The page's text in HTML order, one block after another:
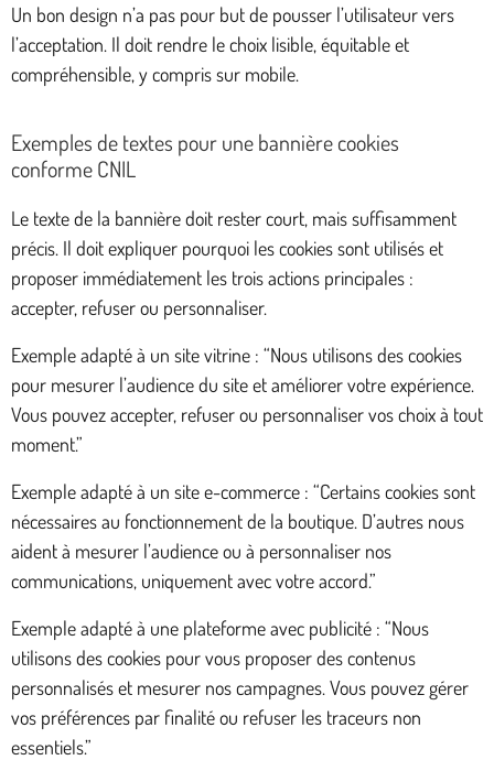
Un bon design n’a pas pour but de pousser l’utilisateur vers
l’acceptation. Il doit rendre le choix lisible, équitable et
compréhensible, y compris sur mobile.
Exemples de textes pour une bannière cookies
conforme CNIL
Le texte de la bannière doit rester court, mais suffisamment
précis. Il doit expliquer pourquoi les cookies sont utilisés et
proposer immédiatement les trois actions principales :
accepter, refuser ou personnaliser.
Exemple adapté à un site vitrine : “Nous utilisons des cookies
pour mesurer l’audience du site et améliorer votre expérience.
Vous pouvez accepter, refuser ou personnaliser vos choix à tout
moment.”
Exemple adapté à un site e-commerce : “Certains cookies sont
nécessaires au fonctionnement de la boutique. D’autres nous
aident à mesurer l’audience ou à personnaliser nos
communications, uniquement avec votre accord.”
Exemple adapté à une plateforme avec publicité : “Nous
utilisons des cookies pour vous proposer des contenus
personnalisés et mesurer nos campagnes. Vous pouvez gérer
vos préférences par finalité ou refuser les traceurs non
essentiels.”